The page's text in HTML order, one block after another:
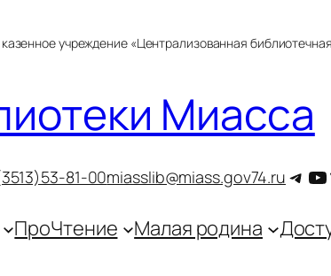
учреждение «Централизованная
Миасса
81-00miasslib@miass.gov74.ru
ПроЧтение Малая родина